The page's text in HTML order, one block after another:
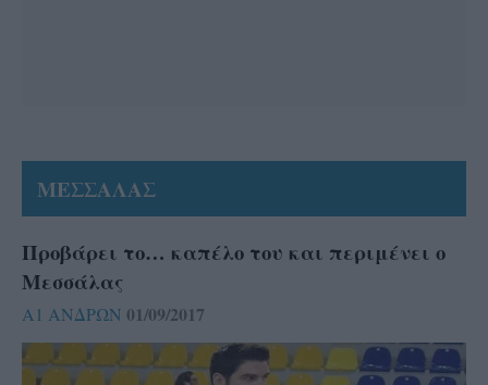
ΜΕΣΣΑΛΑΣ
Προβάρει το… καπέλο του και περιμένει ο
Μεσσάλας
Α1 ΑΝΔΡΩΝ 01/09/2017